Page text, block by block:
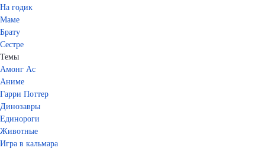
На годик
Маме
Брату
Сестре
Темы
Амонг Ас
Аниме
Гарри Поттер
Динозавры
Единороги
Животные
Игра в кальмара